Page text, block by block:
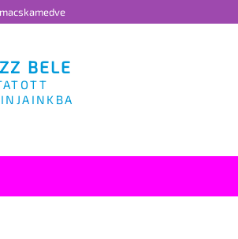
BELE